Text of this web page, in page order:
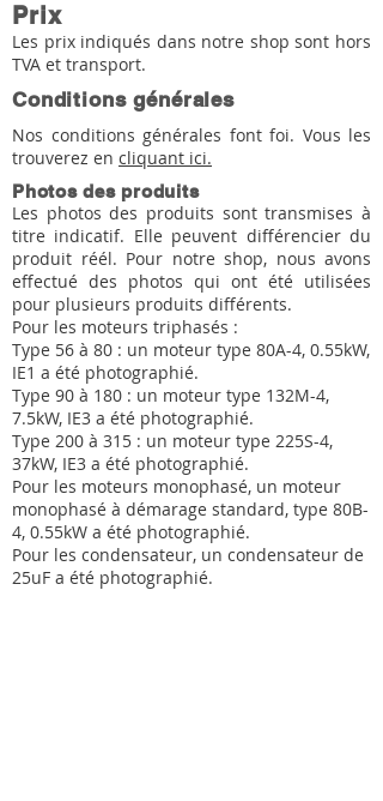
Prix
Les prix indiqués dans notre shop sont hors
TVA et transport.
Conditions générales
Nos conditions générales font foi. Vous les
trouverez en cliquant ici.
Photos des produits
Les photos des produits sont transmises à
titre indicatif. Elle peuvent différencier du
produit réél. Pour notre shop, nous avons
effectué des photos qui ont été utilisées
pour plusieurs produits différents.
Pour les moteurs triphasés :
Type 56 à 80 : un moteur type 80A-4, 0.55kW,
IE1 a été photographié.
Type 90 à 180 : un moteur type 132M-4,
7.5kW, IE3 a été photographié.
Type 200 à 315 : un moteur type 225S-4,
37kW, IE3 a été photographié.
Pour les moteurs monophasé, un moteur
monophasé à démarage standard, type 80B-
4, 0.55kW a été photographié.
Pour les condensateur, un condensateur de
25uF a été photographié.